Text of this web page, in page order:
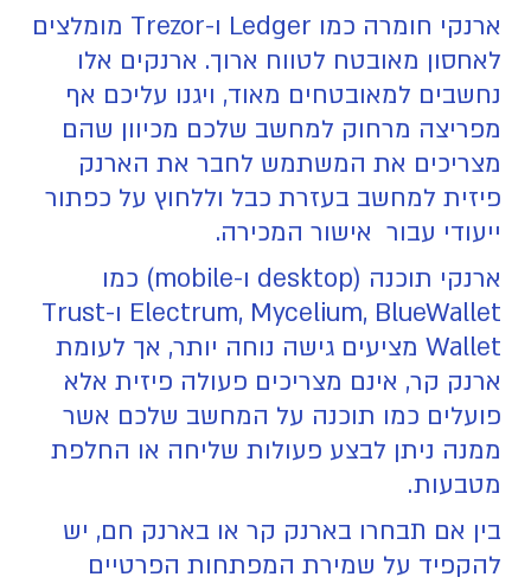
ארנקי חומרה כמו Ledger ו-Trezor מומלצים
לאחסון מאובטח לטווח ארוך. ארנקים אלו
נחשבים למאובטחים מאוד, ויגנו עליכם אף
מפריצה מרחוק למחשב שלכם מכיוון שהם
מצריכים את המשתמש לחבר את הארנק
פיזית למחשב בעזרת כבל וללחוץ על כפתור
ייעודי עבור אישור המכירה.
ארנקי תוכנה (desktop ו-mobile) כמו
Electrum, Mycelium, BlueWallet ו-Trust
Wallet מציעים גישה נוחה יותר, אך לעומת
ארנק קר, אינם מצריכים פעולה פיזית אלא
פועלים כמו תוכנה על המחשב שלכם אשר
ממנה ניתן לבצע פעולות שליחה או החלפת
מטבעות.
בין אם תבחרו בארנק קר או בארנק חם, יש
להקפיד על שמירת המפתחות הפרטיים